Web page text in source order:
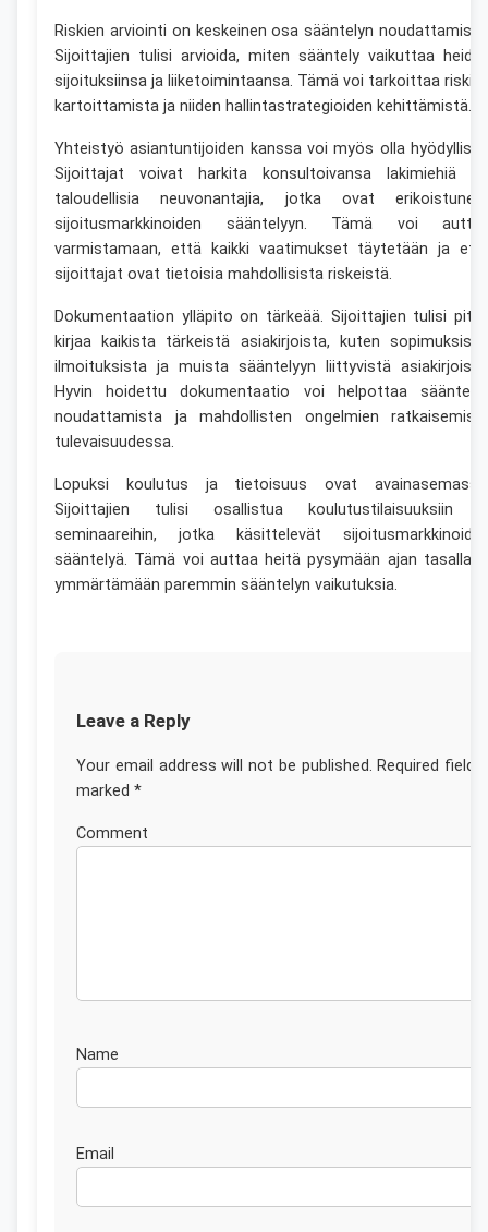
Riskien arviointi on keskeinen osa sääntelyn
Sijoittajien tulisi arvioida, miten sääntely vaikuttaa
sijoituksiinsa ja liiketoimintaansa. Tämä voi tarkoittaa
kartoittamista ja niiden hallintastrategioiden kehittämistä.
Yhteistyö asiantuntijoiden kanssa voi myös olla
Sijoittajat voivat harkita konsultoivansa lakimiehiä
taloudellisia neuvonantajia, jotka ovat
sijoitusmarkkinoiden sääntelyyn. Tämä voi
varmistamaan, että kaikki vaatimukset täytetään ja
sijoittajat ovat tietoisia mahdollisista riskeistä.
Dokumentaation ylläpito on tärkeää. Sijoittajien tulisi
kirjaa kaikista tärkeistä asiakirjoista, kuten
ilmoituksista ja muista sääntelyyn liittyvistä
Hyvin hoidettu dokumentaatio voi helpottaa
noudattamista ja mahdollisten ongelmien
tulevaisuudessa.
Lopuksi koulutus ja tietoisuus ovat
Sijoittajien tulisi osallistua koulutustilaisuuksiin
seminaareihin, jotka käsittelevät
sääntelyä. Tämä voi auttaa heitä pysymään ajan tasalla
ymmärtämään paremmin sääntelyn vaikutuksia.
Leave a Reply
Your email address will not be published. Required fields
marked *